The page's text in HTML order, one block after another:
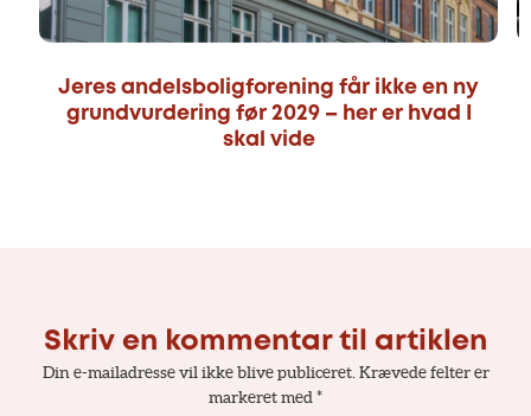
Jeres andelsboligforening får ikke en ny
grundvurdering før 2029 – her er hvad I
skal vide
Skriv en kommentar til artiklen
Din e-mailadresse vil ikke blive publiceret. Krævede felter er
markeret med *